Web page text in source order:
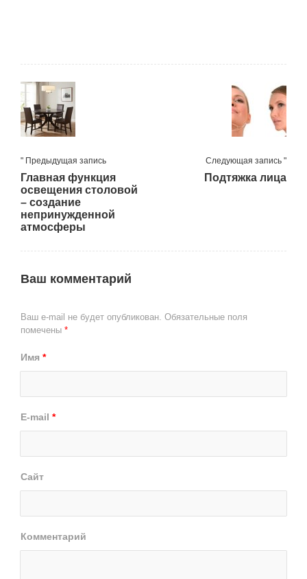
" Предыдущая запись
Главная функция
освещения столовой
– создание
непринужденной
атмосферы
Следующая запись "
Подтяжка лица
Ваш комментарий
Ваш e-mail не будет опубликован. Обязательные поля
помечены *
Имя *
E-mail *
Сайт
Комментарий